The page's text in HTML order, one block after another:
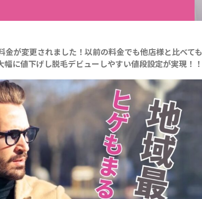
が変更されました！以前の料金でも他店様と比べても
に値下げし脱毛デビューしやすい値段設定が実現！！